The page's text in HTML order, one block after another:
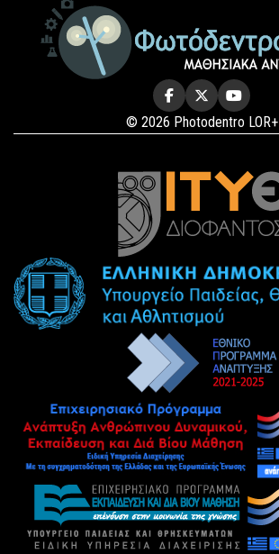
© 2026 Photodentro LOR+